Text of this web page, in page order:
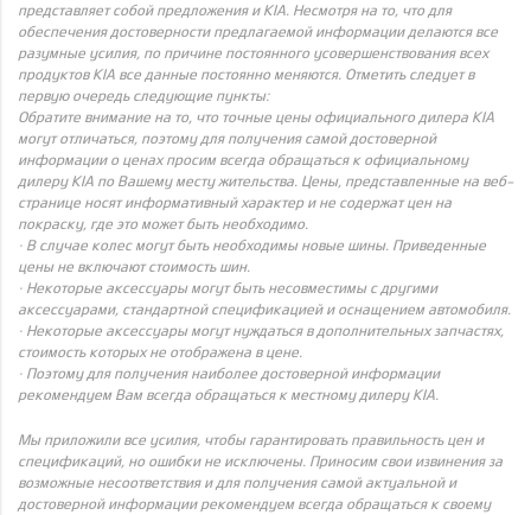
представляет собой предложения и KIA. Несмотря на то, что для
обеспечения достоверности предлагаемой информации делаются все
разумные усилия, по причине постоянного усовершенствования всех
продуктов KIA все данные постоянно меняются. Отметить следует в
первую очередь следующие пункты:
Обратите внимание на то, что точные цены официального дилера KIA
могут отличаться, поэтому для получения самой достоверной
информации о ценах просим всегда обращаться к официальному
дилеру KIA по Вашему месту жительства. Цены, представленные на веб-
странице носят информативный характер и не содержат цен на
покраску, где это может быть необходимо.
· В случае колес могут быть необходимы новые шины. Приведенные
цены не включают стоимость шин.
· Некоторые аксессуары могут быть несовместимы с другими
аксессуарами, стандартной спецификацией и оснащением автомобиля.
· Некоторые аксессуары могут нуждаться в дополнительных запчастях,
стоимость которых не отображена в цене.
· Поэтому для получения наиболее достоверной информации
рекомендуем Вам всегда обращаться к местному дилеру KIA.
Мы приложили все усилия, чтобы гарантировать правильность цен и
спецификаций, но ошибки не исключены. Приносим свои извинения за
возможные несоответствия и для получения самой актуальной и
достоверной информации рекомендуем всегда обращаться к своему